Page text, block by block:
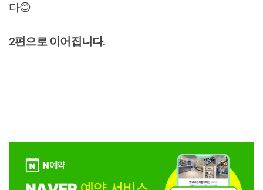
다😊
2편으로 이어집니다.